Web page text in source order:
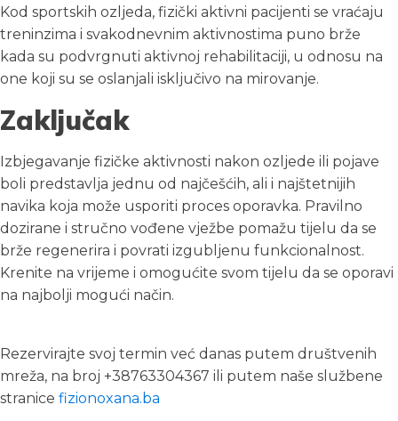
Kod sportskih ozljeda, fizički aktivni pacijenti se vraćaju
treninzima i svakodnevnim aktivnostima puno brže
kada su podvrgnuti aktivnoj rehabilitaciji, u odnosu na
one koji su se oslanjali isključivo na mirovanje.
Zaključak
Izbjegavanje fizičke aktivnosti nakon ozljede ili pojave
boli predstavlja jednu od najčešćih, ali i najštetnijih
navika koja može usporiti proces oporavka. Pravilno
dozirane i stručno vođene vježbe pomažu tijelu da se
brže regenerira i povrati izgubljenu funkcionalnost.
Krenite na vrijeme i omogućite svom tijelu da se oporavi
na najbolji mogući način.
Rezervirajte svoj termin već danas putem društvenih
mreža, na broj +38763304367 ili putem naše službene
stranice fizionoxana.ba